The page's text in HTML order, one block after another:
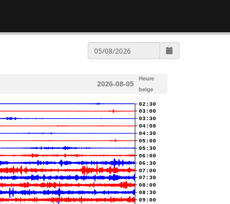
2026-08-05
Heure
belge
02:30
03:00
03:30
04:00
04:30
05:00
05:30
06:00
06:30
07:00
07:30
08:00
08:30
09:00